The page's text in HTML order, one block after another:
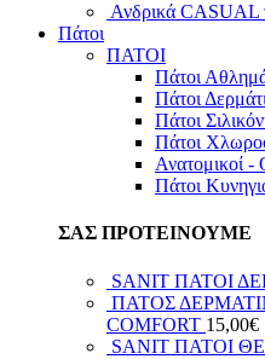
Ανδρικά
Πάτοι
ΠΑΤΟΙ
Πάτοι
Πάτοι
Πάτοι
Πάτοι
Ανατομικοί -
Πάτοι
ΣΑΣ ΠΡΟΤΕΙΝΟΥΜΕ
SANIT ΠΑΤΟΙ
ΠΑΤΟΣ
COMFORT 15,00€
SANIT ΠΑΤΟΙ